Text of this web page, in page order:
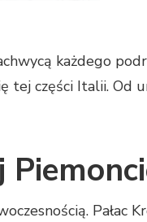
każdego
tej części Italii. Od
Pałac